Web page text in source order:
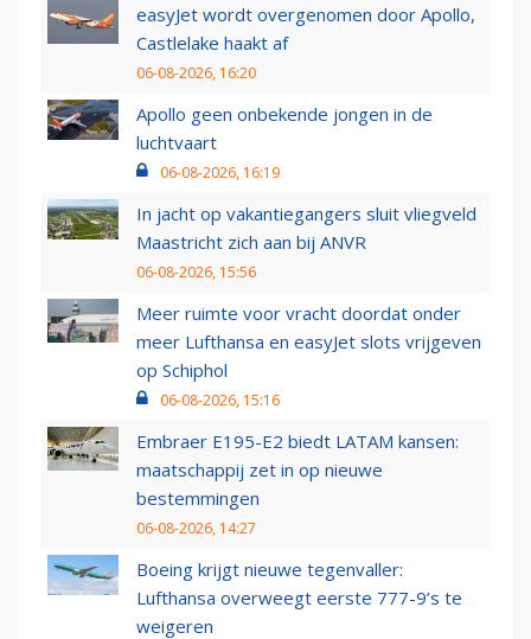
easyJet wordt overgenomen door Apollo,
Castlelake haakt af
06-08-2026, 16:20
Apollo geen onbekende jongen in de
luchtvaart
06-08-2026, 16:19
In jacht op vakantiegangers sluit vliegveld
Maastricht zich aan bij ANVR
06-08-2026, 15:56
Meer ruimte voor vracht doordat onder
meer Lufthansa en easyJet slots vrijgeven
op Schiphol
06-08-2026, 15:16
Embraer E195-E2 biedt LATAM kansen:
maatschappij zet in op nieuwe
bestemmingen
06-08-2026, 14:27
Boeing krijgt nieuwe tegenvaller:
Lufthansa overweegt eerste 777-9’s te
weigeren